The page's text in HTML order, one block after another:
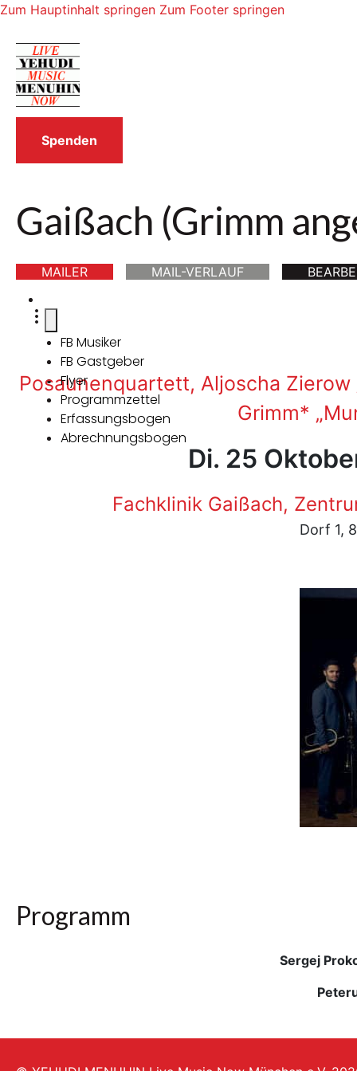
Zum Hauptinhalt springen Zum Footer springen
Spenden
Gaißach (Grimm
MAILER MAIL-VERLAUF
FB Musiker
FB Gastgeber
Flyer
Programmzettel
Erfassungsbogen
Abrechnungsbogen
Posaunenquartett, Aljoscha
Grimm*
Di. 25
Fachklinik Gaißach,
Dorf 1,
Programm
Sergej